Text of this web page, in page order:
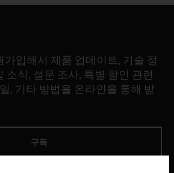
입해서 제품 업데이트, 기술 정
소식, 설문 조사, 특별 할인 관련
, 기타 방법을 온라인을 통해 받
구독